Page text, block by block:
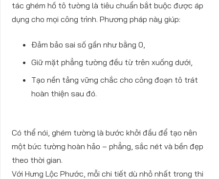
tác ghém hồ tô tường là tiêu chuẩn bắt buộc được áp
dụng cho mọi công trình. Phương pháp này giúp:
Đảm bảo sai số gần như bằng 0,
Giữ mặt phẳng tường đều từ trên xuống dưới,
Tạo nền tảng vững chắc cho công đoạn tô trát
hoàn thiện sau đó.
Có thể nói, ghém tường là bước khởi đầu để tạo nên
một bức tường hoàn hảo – phẳng, sắc nét và bền đẹp
theo thời gian.
Với Hưng Lộc Phước, mỗi chi tiết dù nhỏ nhất trong thi